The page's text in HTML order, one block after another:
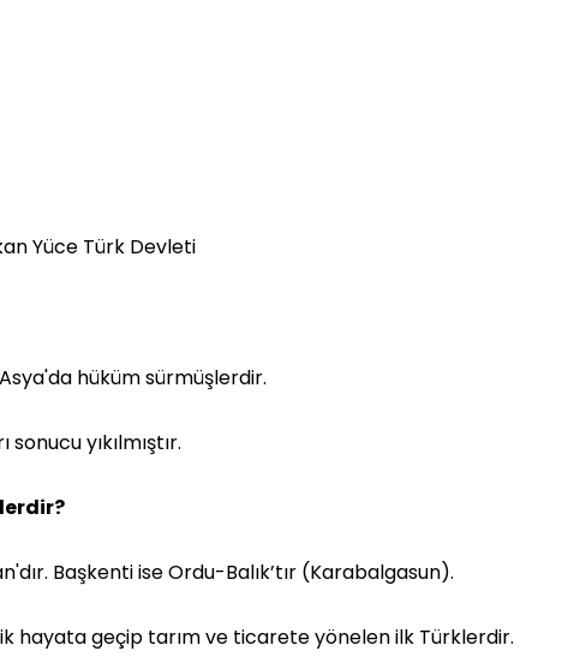
Yüce Türk Devleti
hüküm sürmüşlerdir.
sonucu yıkılmıştır.
Başkenti ise Ordu-Balık’tır (Karabalgasun).
hayata geçip tarım ve ticarete yönelen ilk Türklerdir.